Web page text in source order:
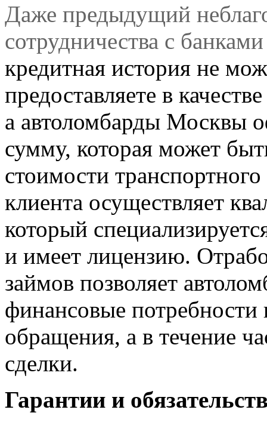
Даже предыдущий
сотрудничества с
кредитная история не
предоставляете в
а автоломбарды Москвы
сумму, которая может
стоимости
клиента осуществляет
который
и имеет лицензию.
займов позволяет
финансовые потребности
обращения, а в течение
сделки.
Гарантии и